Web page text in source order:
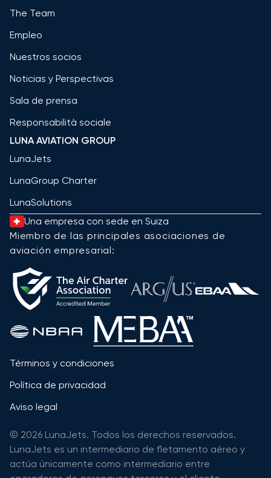
The Team
Empleo
Nuestros socios
Noticias y Perspectivas
Sala de prensa
Responsabilità sociale
LUNA AVIATION GROUP
LunaJets
LunaGroup Charter
LunaSolutions
Una empresa con sede en Suiza
Miembro de las principales asociaciones de
aviación empresarial:
Términos y condiciones
Política de privacidad
Aviso legal
© 2026 LunaJets. Todos los derechos reservados.
LunaJets es un intermediario de fletamento aéreo y
actúa únicamente como intermediario entre